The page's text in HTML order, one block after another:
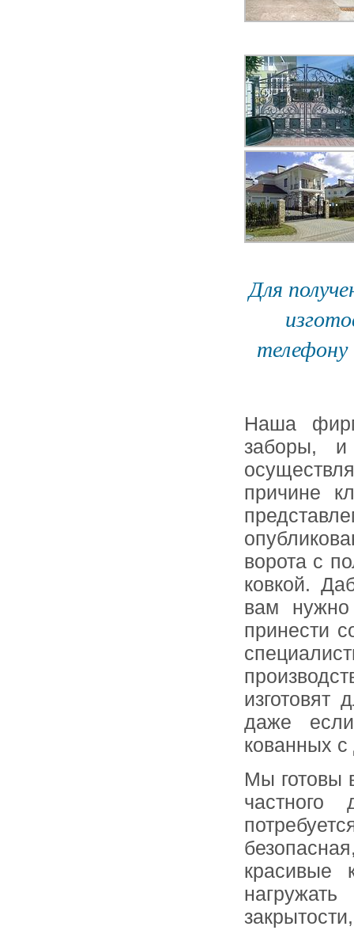
Для
Наша
заборы, и
причине
ворота с
ковкой.
вам
принести
даже
кованных
Мы готовы
красивые